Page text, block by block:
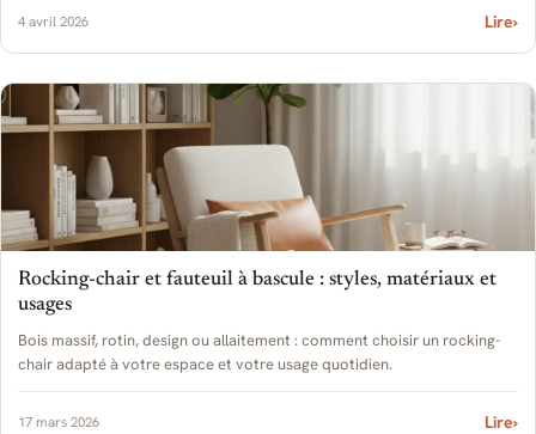
4 avril 2026 Lire›
Rocking-chair et fauteuil à bascule : styles, matériaux et
usages
Bois massif, rotin, design ou allaitement : comment choisir un rocking-
chair adapté à votre espace et votre usage quotidien.
17 mars 2026 Lire›